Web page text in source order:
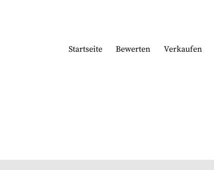
Startseite Bewerten Verkaufen